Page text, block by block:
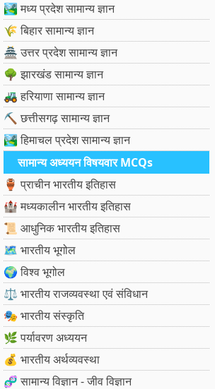
🏞️ मध्य प्रदेश सामान्य ज्ञान
🌾 बिहार सामान्य ज्ञान
🏯 उत्तर प्रदेश सामान्य ज्ञान
🌳 झारखंड सामान्य ज्ञान
🚜 हरियाणा सामान्य ज्ञान
⛏️ छत्तीसगढ़ सामान्य ज्ञान
🏞️ हिमाचल प्रदेश सामान्य ज्ञान
सामान्य अध्ययन विषयवार MCQs
🏺 प्राचीन भारतीय इतिहास
🏰 मध्यकालीन भारतीय इतिहास
📜 आधुनिक भारतीय इतिहास
🗺️ भारतीय भूगोल
🌍 विश्व भूगोल
⚖️ भारतीय राजव्यवस्था एवं संविधान
🎭 भारतीय संस्कृति
🌿 पर्यावरण अध्ययन
💰 भारतीय अर्थव्यवस्था
🧬 सामान्य विज्ञान - जीव विज्ञान